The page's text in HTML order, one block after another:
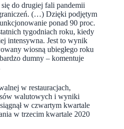
do drugiej fali pandemii
(…) Dzięki podjętym
ponad 90 proc.
tygodniach roku, kiedy
intensywna. Jest to wynik
wiosną ubiegłego roku
dumny – komentuje
w restauracjach,
walutowych i wyniki
w czwartym kwartale
w trzecim kwartale 2020